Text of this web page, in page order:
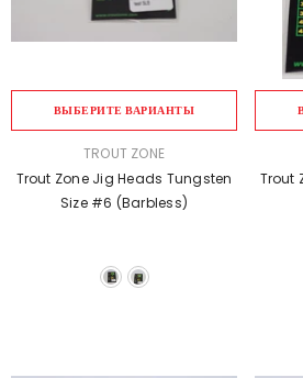
ВЫБЕРИТЕ ВАРИАНТЫ
ПРОДАВЕЦ:TROUT ZONE
Trout Zone Jig Heads Tungsten
Size #6 (barbless)
Trout